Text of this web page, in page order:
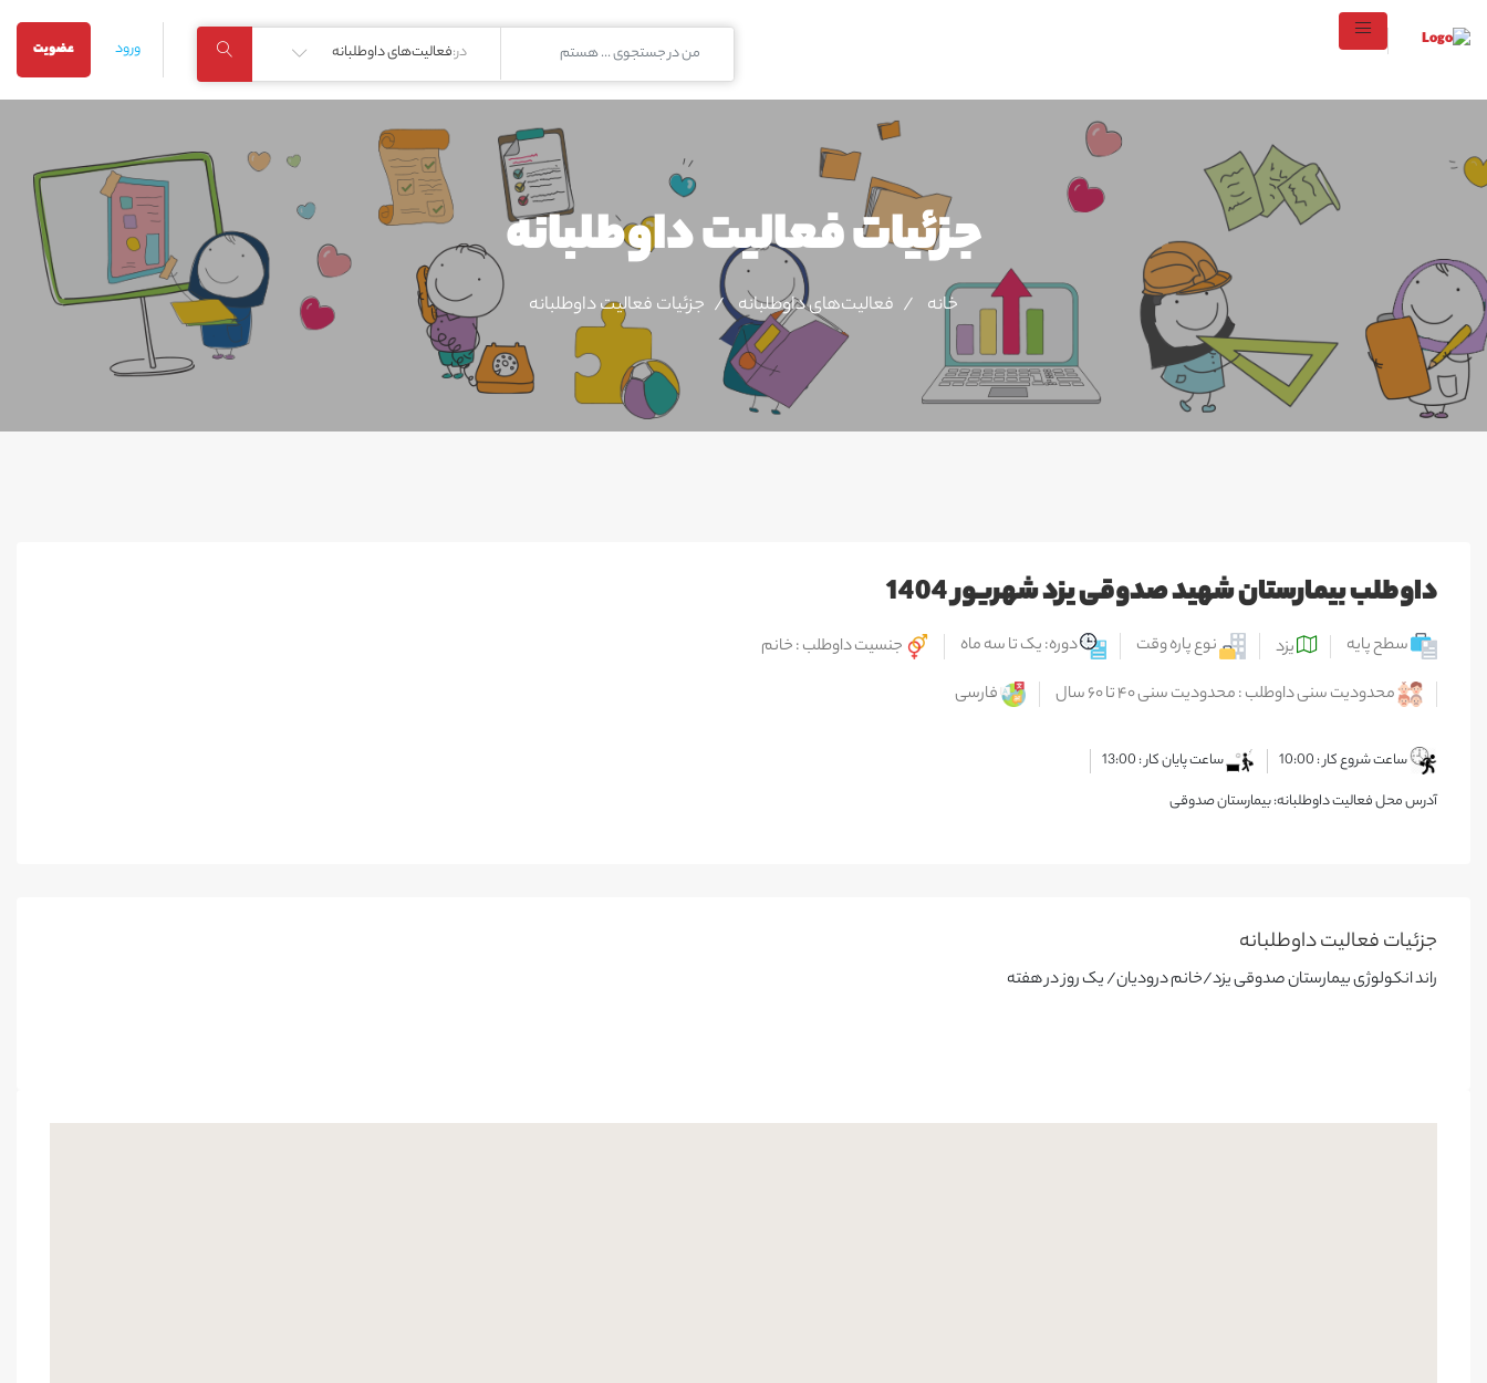
ورود عضویت در:فعالیت‌های داوطلبانه
جزئیات فعالیت‌ داوطلبانه
خانه فعالیت‌های داوطلبانه جزئیات فعالیت‌ داوطلبانه
داوطلب بیمارستان شهید صدوقی یزد شهریور 1404
سطح پایه یزد نوع پاره وقت دوره: یک تا سه ماه
جنسیت داوطلب : خانم
محدودیت سنی داوطلب : محدودیت سنی ۴۰ تا ۶۰ سال
فارسی
ساعت شروع کار : 10:00
ساعت پایان کار : 13:00
آدرس محل فعالیت داوطلبانه: بیمارستان صدوقی
جزئیات فعالیت‌ داوطلبانه
راند انکولوژی بیمارستان صدوقی یزد/خانم درودیان/ یک روز در هفته